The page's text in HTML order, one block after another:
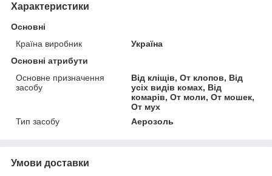
Характеристики
Основні
Країна виробник
Україна
Основні атрибути
Основне призначення
засобу
Від кліщів, От клопов, Від
усіх видів комах, Від
комарів, От моли, От мошек,
От мух
Тип засобу
Аерозоль
Умови доставки